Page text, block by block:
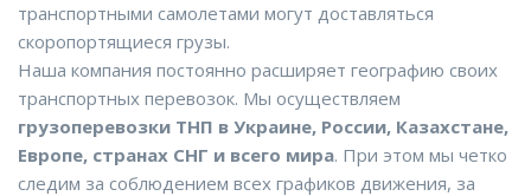
транспортными самолетами могут доставляться
скоропортящиеся грузы.
Наша компания постоянно расширяет географию своих
транспортных перевозок. Мы осуществляем
грузоперевозки ТНП в Украине, России, Казахстане,
Европе, странах СНГ и всего мира. При этом мы четко
следим за соблюдением всех графиков движения, за